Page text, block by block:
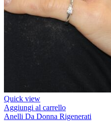
Quick view
Aggiungi al carrello
Anelli Da Donna Rigenerati